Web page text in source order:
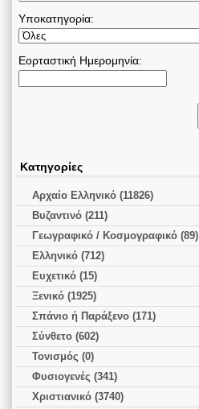
Υποκατηγορία:
Εορταστική Ημερομηνία:
Κατηγορίες
Αρχαίο Ελληνικό (11826)
Βυζαντινό (211)
Γεωγραφικό / Κοσμογραφικό (89)
Ελληνικό (712)
Ευχετικό (15)
Ξενικό (1925)
Σπάνιο ή Παράξενο (171)
Σύνθετο (602)
Τονισμός (0)
Φυσιογενές (341)
Χριστιανικό (3740)